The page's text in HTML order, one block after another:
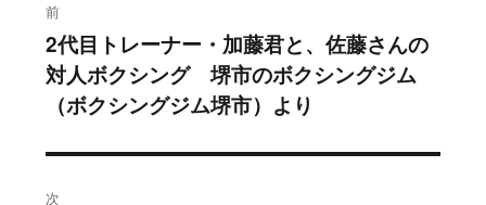
稿
ナ
ビ
前
過
去
の
2代目トレーナー・加藤君と、佐藤さんの
対人ボクシング 堺市のボクシングジム
（ボクシングジム堺市）より
次